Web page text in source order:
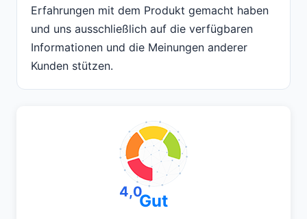
Erfahrungen mit dem Produkt gemacht haben
und uns ausschließlich auf die verfügbaren
Informationen und die Meinungen anderer
Kunden stützen.
4,0Gut